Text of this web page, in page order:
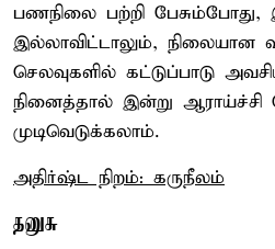
பணநிலை பற்றி பேசும்போது,
இல்லாவிட்டாலும், நிலையான
செலவுகளில் கட்டுப்பாடு
நினைத்தால் இன்று ஆராய்ச்சி
முடிவெடுக்கலாம்.
அதிர்ஷ்ட நிறம்: கருநீலம்
தனுசு